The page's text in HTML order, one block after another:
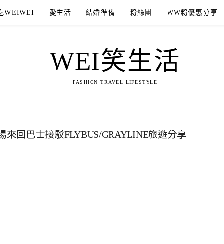
WEIWEI 愛生活 結婚準備 粉絲團 WW粉優惠分享
WEI笑生活
FASHION TRAVEL LIFESTYLE
來回巴士接駁FLYBUS/GRAYLINE旅遊分享